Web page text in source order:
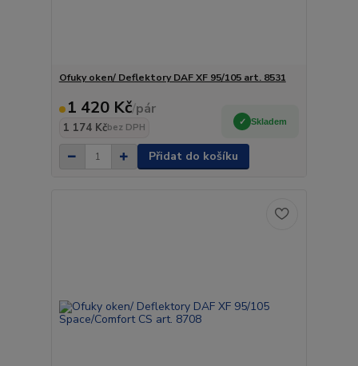
Ofuky oken/ Deflektory DAF XF 95/105 art. 8531
1 420 Kč/pár
1 174 Kčbez DPH
Skladem
Přidat do košíku